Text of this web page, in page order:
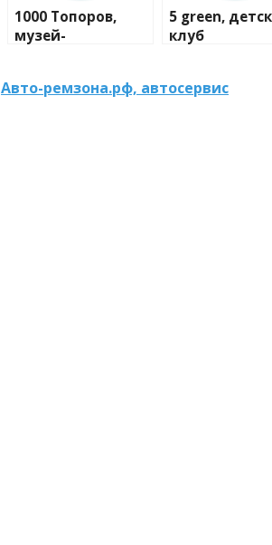
1000 Топоров,
музей-
5 green,
клуб
Авто-ремзона.рф, автосервис